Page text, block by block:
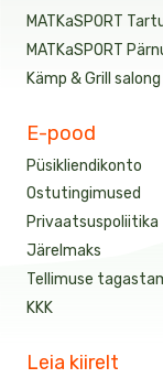
MATKaSPORT
MATKaSPORT
Kämp & Grill salong
E-pood
Püsikliendikonto
Ostutingimused
Privaatsuspoliitika
Järelmaks
Tellimuse
KKK
Leia kiirelt